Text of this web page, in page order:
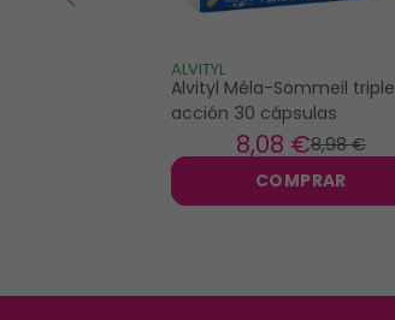
ALVITYL
Alvityl Méla-Sommeil triple
acción 30 cápsulas
8,98 €
8,08 €
COMPRAR